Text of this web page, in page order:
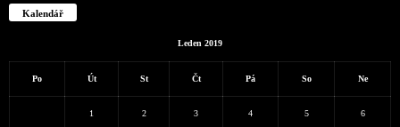
Kalendář
Leden 2019
Po Út St Čt Pá So Ne
1 2 3 4 5 6